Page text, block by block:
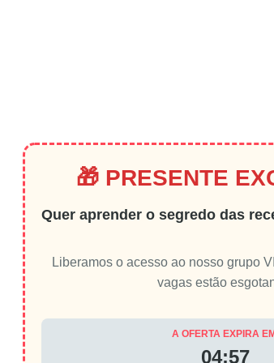
🎁 PRESENTE
Quer aprender o segredo das
Liberamos o acesso ao nosso grupo
vagas estão
A OFERTA EXPIRA
04:55